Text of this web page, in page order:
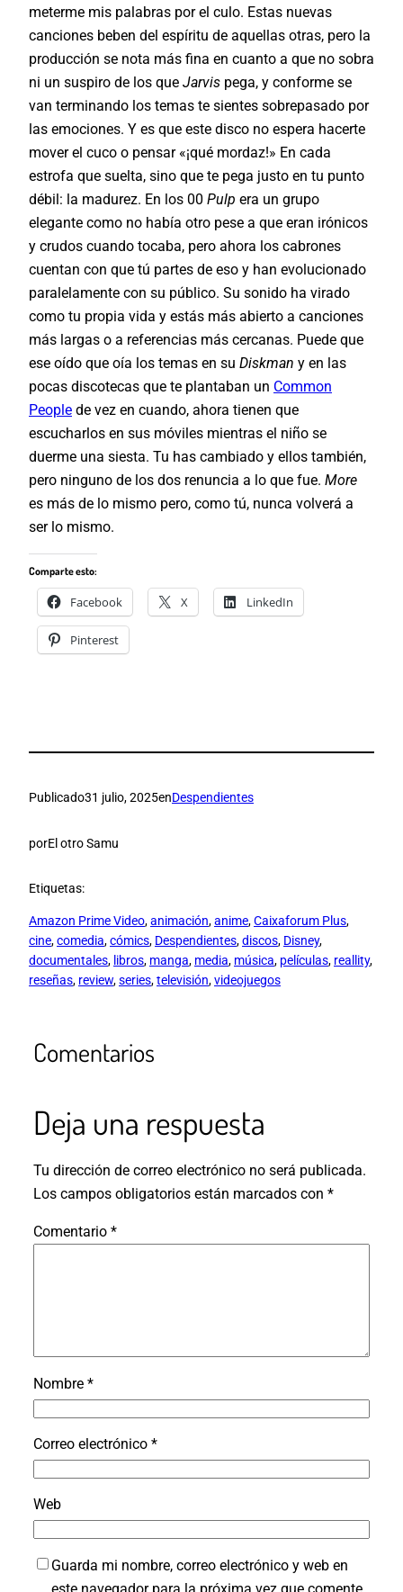
meterme mis palabras por el culo. Estas nuevas
canciones beben del espíritu de aquellas otras, pero la
producción se nota más fina en cuanto a que no sobra
ni un suspiro de los que Jarvis pega, y conforme se
van terminando los temas te sientes sobrepasado por
las emociones. Y es que este disco no espera hacerte
mover el cuco o pensar «¡qué mordaz!» En cada
estrofa que suelta, sino que te pega justo en tu punto
débil: la madurez. En los 00 Pulp era un grupo
elegante como no había otro pese a que eran irónicos
y crudos cuando tocaba, pero ahora los cabrones
cuentan con que tú partes de eso y han evolucionado
paralelamente con su público. Su sonido ha virado
como tu propia vida y estás más abierto a canciones
más largas o a referencias más cercanas. Puede que
ese oído que oía los temas en su Diskman y en las
pocas discotecas que te plantaban un Common
People de vez en cuando, ahora tienen que
escucharlos en sus móviles mientras el niño se
duerme una siesta. Tu has cambiado y ellos también,
pero ninguno de los dos renuncia a lo que fue. More
es más de lo mismo pero, como tú, nunca volverá a
ser lo mismo.
Comparte esto:
Facebook X LinkedIn
Pinterest
Publicado31 julio, 2025enDespendientes
porEl otro Samu
Etiquetas:
Amazon Prime Video, animación, anime, Caixaforum Plus
cine, comedia, cómics, Despendientes, discos, Disney
documentales, libros, manga, media, música, películas, reallity
reseñas, review, series, televisión, videojuegos
Comentarios
Deja una respuesta
Tu dirección de correo electrónico no será publicada.
Los campos obligatorios están marcados con *
Comentario *
Nombre *
Correo electrónico *
Web
Guarda mi nombre, correo electrónico y web en
este navegador para la próxima vez que comente.